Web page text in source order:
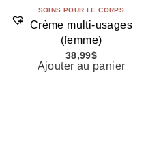
SOINS POUR LE CORPS
Crème multi-usages
(femme)
38,99$
Ajouter au panier